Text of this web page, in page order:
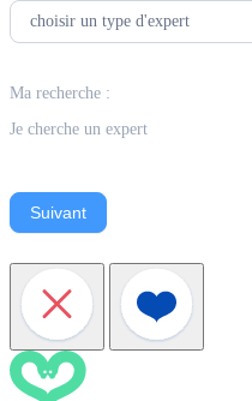
Ma recherche :
Je cherche un expert
Suivant